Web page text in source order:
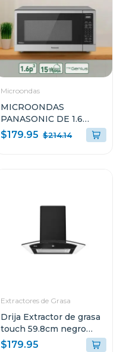
Microondas
MICROONDAS
PANASONIC DE 1.6
CUFT INVERTER
COLOR GRIS
$179.95 $214.14
Extractores de Grasa
Drija Extractor de grasa
touch 59.8cm negro
mate prismatouch60
$179.95